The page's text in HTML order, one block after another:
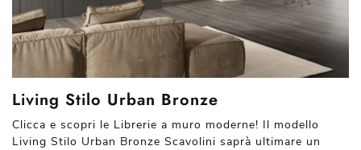
Living Stilo Urban Bronze
Clicca e scopri le Librerie a muro moderne! Il modello
Living Stilo Urban Bronze Scavolini saprà ultimare un